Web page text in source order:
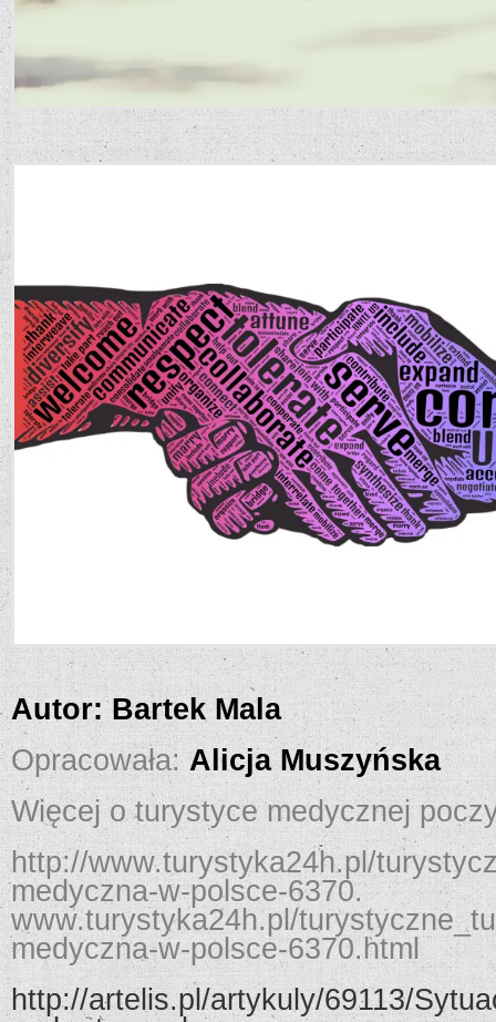
Autor: Bartek Mala
Opracowała:Alicja Muszyńska
Więcej o turystyce medycznej
http://www.turystyka24h.pl/
medyczna-w-polsce-6370.
www.turystyka24h.pl/
medyczna-w-polsce-6370.html
http://artelis.pl/artykuly/69113/